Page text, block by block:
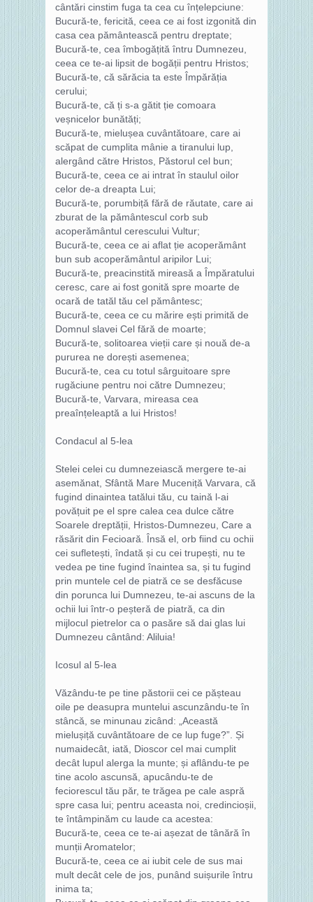
cântări cinstim fuga ta cea cu înțelepciune:
Bucură-te, fericită, ceea ce ai fost izgonită din
casa cea pământească pentru dreptate;
Bucură-te, cea îmbogățită întru Dumnezeu,
ceea ce te-ai lipsit de bogății pentru Hristos;
Bucură-te, că sărăcia ta este Împărăția
cerului;
Bucură-te, că ți s-a gătit ție comoara
veșnicelor bunătăți;
Bucură-te, mielușea cuvântătoare, care ai
scăpat de cumplita mânie a tiranului lup,
alergând către Hristos, Păstorul cel bun;
Bucură-te, ceea ce ai intrat în staulul oilor
celor de-a dreapta Lui;
Bucură-te, porumbiță fără de răutate, care ai
zburat de la pământescul corb sub
acoperământul cerescului Vultur;
Bucură-te, ceea ce ai aflat ție acoperământ
bun sub acoperământul aripilor Lui;
Bucură-te, preacinstită mireasă a Împăratului
ceresc, care ai fost gonită spre moarte de
ocară de tatăl tău cel pământesc;
Bucură-te, ceea ce cu mărire ești primită de
Domnul slavei Cel fără de moarte;
Bucură-te, solitoarea vieții care și nouă de-a
pururea ne dorești asemenea;
Bucură-te, cea cu totul sârguitoare spre
rugăciune pentru noi către Dumnezeu;
Bucură-te, Varvara, mireasa cea
preaînțeleaptă a lui Hristos!
Condacul al 5-lea
Stelei celei cu dumnezeiască mergere te-ai
asemănat, Sfântă Mare Muceniță Varvara, că
fugind dinaintea tatălui tău, cu taină l-ai
povățuit pe el spre calea cea dulce către
Soarele dreptății, Hristos-Dumnezeu, Care a
răsărit din Fecioară. Însă el, orb fiind cu ochii
cei sufletești, îndată și cu cei trupești, nu te
vedea pe tine fugind înaintea sa, și tu fugind
prin muntele cel de piatră ce se desfăcuse
din porunca lui Dumnezeu, te-ai ascuns de la
ochii lui într-o peșteră de piatră, ca din
mijlocul pietrelor ca o pasăre să dai glas lui
Dumnezeu cântând: Aliluia!
Icosul al 5-lea
Văzându-te pe tine păstorii cei ce pășteau
oile pe deasupra muntelui ascunzându-te în
stâncă, se minunau zicând: „Această
mielușiță cuvântătoare de ce lup fuge?”. Și
numaidecât, iată, Dioscor cel mai cumplit
decât lupul alerga la munte; și aflându-te pe
tine acolo ascunsă, apucându-te de
feciorescul tău păr, te trăgea pe cale aspră
spre casa lui; pentru aceasta noi, credincioșii,
te întâmpinăm cu laude ca acestea:
Bucură-te, ceea ce te-ai așezat de tânără în
munții Aromatelor;
Bucură-te, ceea ce ai iubit cele de sus mai
mult decât cele de jos, punând suișurile întru
inima ta;